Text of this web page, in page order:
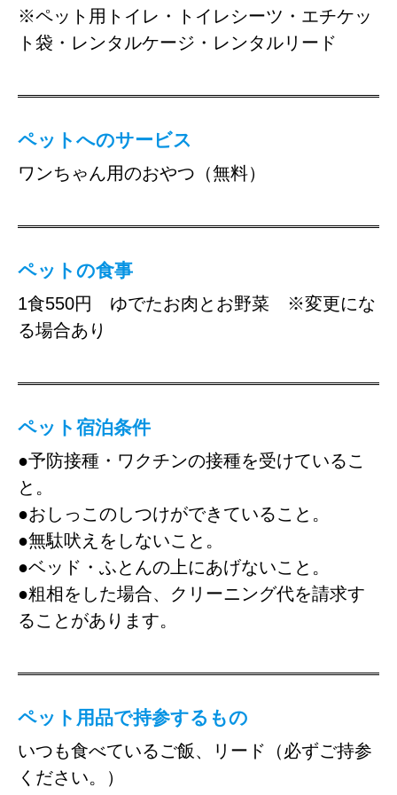
※ペット用トイレ・トイレシーツ・エチケッ
ト袋・レンタルケージ・レンタルリード
ペットへのサービス
ワンちゃん用のおやつ（無料）
ペットの食事
1食550円 ゆでたお肉とお野菜 ※変更にな
る場合あり
ペット宿泊条件
●予防接種・ワクチンの接種を受けているこ
と。
●おしっこのしつけができていること。
●無駄吠えをしないこと。
●ベッド・ふとんの上にあげないこと。
●粗相をした場合、クリーニング代を請求す
ることがあります。
ペット用品で持参するもの
いつも食べているご飯、リード（必ずご持参
ください。）